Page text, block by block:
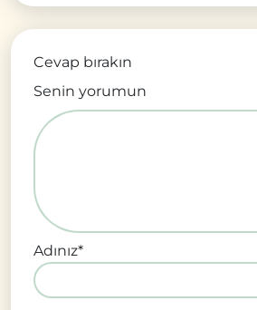
Cevap bırakın
Senin yorumun
Adınız*